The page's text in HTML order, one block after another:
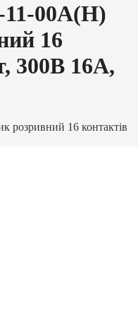
11-00A(H)
16
300В 16A,
розривний 16 контактів